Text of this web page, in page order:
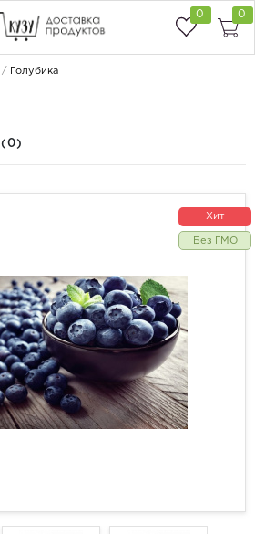
0 0
Голубика
(0)
Хит
Без ГМО